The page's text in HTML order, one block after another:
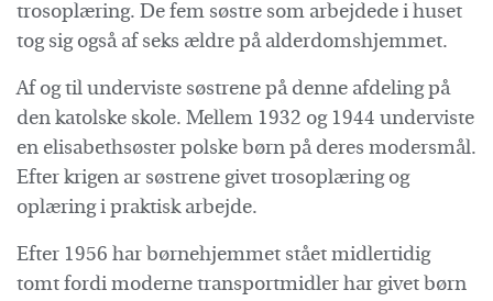
trosoplæring. De fem søstre som arbejdede i huset
tog sig også af seks ældre på alderdomshjemmet.
Af og til underviste søstrene på denne afdeling på
den katolske skole. Mellem 1932 og 1944 underviste
en elisabethsøster polske børn på deres modersmål.
Efter krigen ar søstrene givet trosoplæring og
oplæring i praktisk arbejde.
Efter 1956 har børnehjemmet stået midlertidig
tomt fordi moderne transportmidler har givet børn